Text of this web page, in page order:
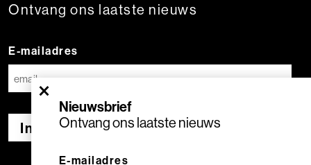
×
Nieuwsbrief
Ontvang ons laatste nieuws
E-mailadres
Ontvang ons laatste nieuws
E-mailadres
Inschrijven